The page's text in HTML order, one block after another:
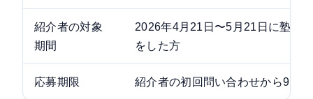
紹介者の対象
期間
2026年4月21日〜5月21日に塾ナ
をした方
応募期限 紹介者の初回問い合わせから91日